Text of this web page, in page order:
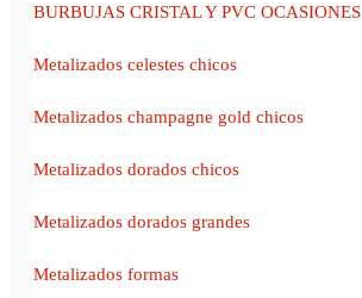
BURBUJAS CRISTAL Y PVC OCASIONES
Metalizados celestes chicos
Metalizados champagne gold chicos
Metalizados dorados chicos
Metalizados dorados grandes
Metalizados formas